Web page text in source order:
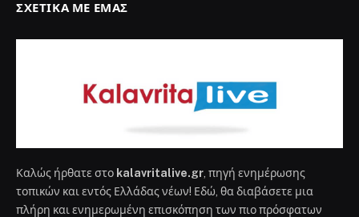
ΣΧΕΤΙΚΆ ΜΕ ΕΜΆΣ
Καλώς ήρθατε στο kalavritalive.gr , πηγή ενημέρωσης
τοπικών και εντός Ελλάδας νέων! Εδώ, θα διαβάσετε μια
πλήρη και ενημερωμένη επισκόπηση των πιο πρόσφατων